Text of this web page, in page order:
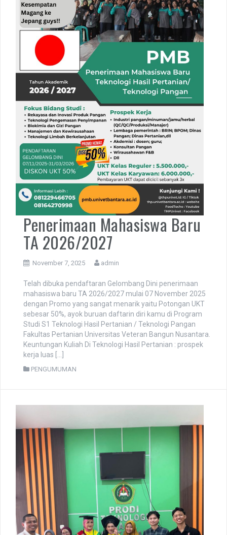
Penerimaan Mahasiswa Baru
TA 2026/2027
November 7, 2025 admin
Telah dibuka pendaftaran Gelombang Dini penerimaan
mahasiswa baru TA 2026/2027 mulai 07 November 2025
dengan Promo yang sangat menarik yaitu Potongan UKT
sebesar 50%, ayok buruan daftarin diri kamu di Program
kerja luas […]